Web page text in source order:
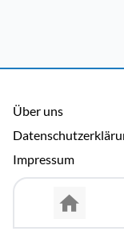
Über uns
Impressum
Allgemeine